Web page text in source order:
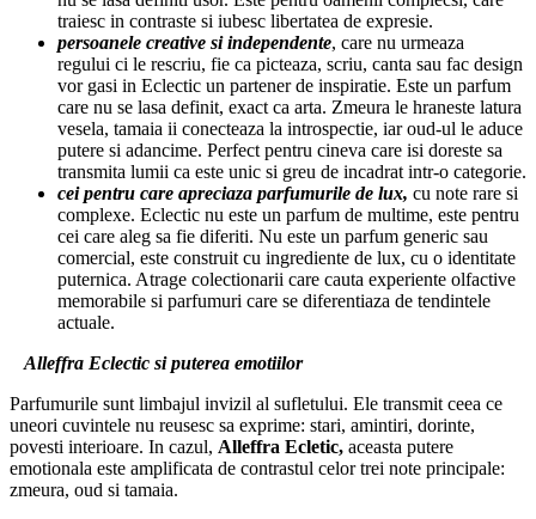
traiesc in contraste si iubesc libertatea de expresie.
persoanele creative si independente, care nu urmeaza
regului ci le rescriu, fie ca picteaza, scriu, canta sau fac design
vor gasi in Eclectic un partener de inspiratie. Este un parfum
care nu se lasa definit, exact ca arta. Zmeura le hraneste latura
vesela, tamaia ii conecteaza la introspectie, iar oud-ul le aduce
putere si adancime. Perfect pentru cineva care isi doreste sa
transmita lumii ca este unic si greu de incadrat intr-o categorie.
cei pentru care apreciaza parfumurile de lux, cu note rare si
complexe. Eclectic nu este un parfum de multime, este pentru
cei care aleg sa fie diferiti. Nu este un parfum generic sau
comercial, este construit cu ingrediente de lux, cu o identitate
puternica. Atrage colectionarii care cauta experiente olfactive
memorabile si parfumuri care se diferentiaza de tendintele
actuale.
Alleffra Eclectic si puterea emotiilor
Parfumurile sunt limbajul invizil al sufletului. Ele transmit ceea ce
uneori cuvintele nu reusesc sa exprime: stari, amintiri, dorinte,
povesti interioare. In cazul, Alleffra Ecletic, aceasta putere
emotionala este amplificata de contrastul celor trei note principale:
zmeura, oud si tamaia.